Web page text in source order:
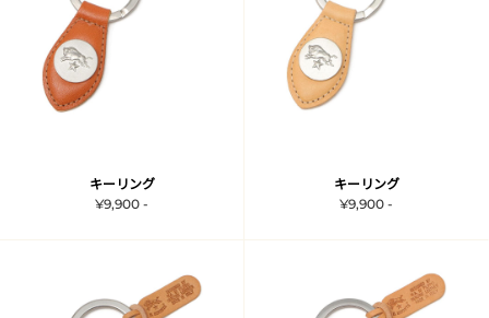
キーリング
¥9,900 -
キーリング
¥9,900 -